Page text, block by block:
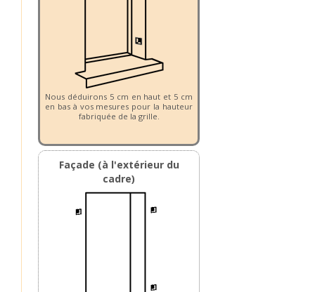
Nous déduirons 5 cm en haut et 5 cm
en bas à vos mesures pour la hauteur
fabriquée de la grille.
Façade (à l'extérieur du
cadre)